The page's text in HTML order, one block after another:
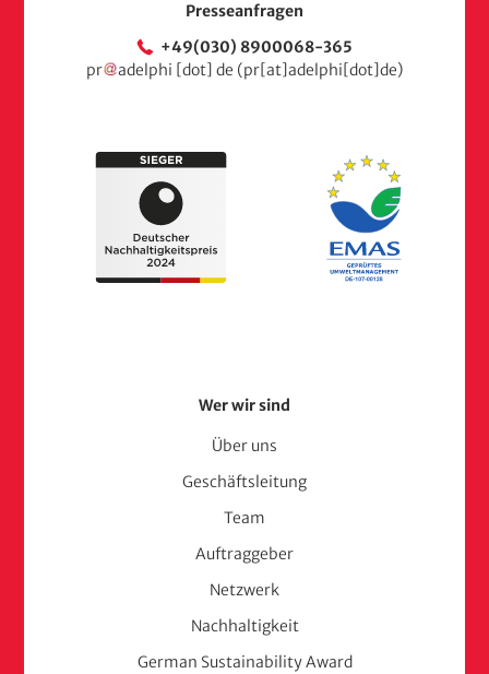
Presseanfragen
+49(030) 8900068-365
pr
adelphi [dot] de (pr[at]adelphi[dot]de)
Wer wir sind
Über uns
Geschäftsleitung
Team
Auftraggeber
Netzwerk
Nachhaltigkeit
German Sustainability Award